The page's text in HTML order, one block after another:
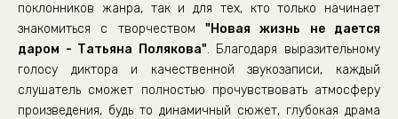
поклонников жанра, так и для тех, кто только начинает
знакомиться с творчеством "Новая жизнь не дается
даром - Татьяна Полякова". Благодаря выразительному
голосу диктора и качественной звукозаписи, каждый
слушатель сможет полностью прочувствовать атмосферу
произведения, будь то динамичный сюжет, глубокая драма